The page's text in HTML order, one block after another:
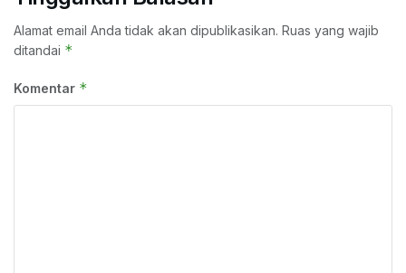
Alamat email Anda tidak akan dipublikasikan. Ruas yang wajib
ditandai *
Komentar *